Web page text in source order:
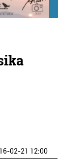
02-21 12:00